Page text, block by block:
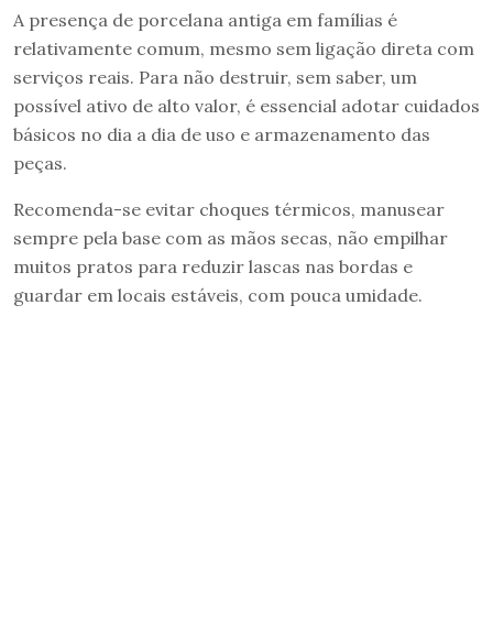
A presença de porcelana antiga em famílias é
relativamente comum, mesmo sem ligação direta com
serviços reais. Para não destruir, sem saber, um
possível ativo de alto valor, é essencial adotar cuidados
básicos no dia a dia de uso e armazenamento das
peças.
Recomenda-se evitar choques térmicos, manusear
sempre pela base com as mãos secas, não empilhar
muitos pratos para reduzir lascas nas bordas e
guardar em locais estáveis, com pouca umidade.